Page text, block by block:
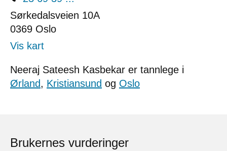
Sørkedalsveien 10A
0369 Oslo
Vis kart
Neeraj Sateesh Kasbekar er tannlege i
Ørland, Kristiansund og Oslo
Brukernes vurderinger